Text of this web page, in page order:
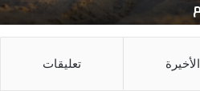
الأخيرة تعليقات